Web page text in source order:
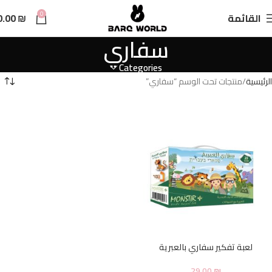
القائمة 0
₪
سفاري
Categories
الرئيسية منتجات تحت الوسم “سفاري”
لعبة تفكير سفاري بالعبرية